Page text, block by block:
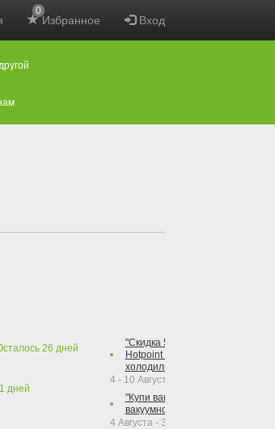
Избранное
0
Вход
26 дней
дней
"Скидка 50% на варочную
Hotpoint при покупке духового
холодильника Hotpoint!"
4 - 10 Августа 2026
"Купи вакуумный упаковщик +
вакуумного упаковщика =
4 Августа - 30 Сентября 2026